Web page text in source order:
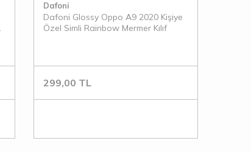
Dafoni
Dafoni Glossy Oppo A9 2020 Kişiye
Özel Simli Rainbow Mermer Kılıf
299,00 TL